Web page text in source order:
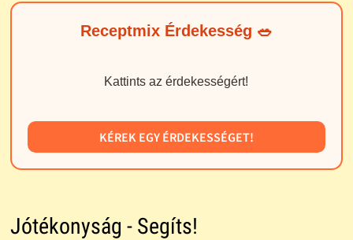
Receptmix Érdekesség 🥗
Kattints az érdekességért!
KÉREK EGY ÉRDEKESSÉGET!
Jótékonyság - Segíts!